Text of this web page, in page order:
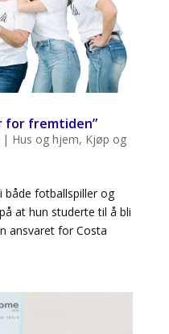
for fremtiden”
| Hus og hjem, Kjøp og
både fotballspiller og
at hun studerte til å bli
ansvaret for Costa